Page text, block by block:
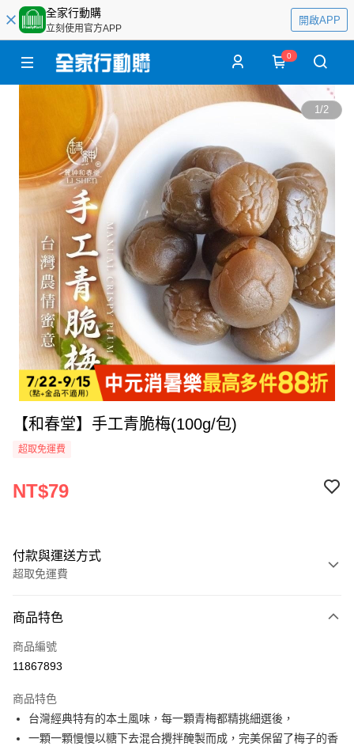
全家行動購
立刻使用官方APP
開啟APP
0
1/2
【和春堂】手工青脆梅(100g/包)
超取免運費
NT$79
付款與運送方式
超取免運費
全家線上支付
超商取貨付款
運送方式
全家取貨付款
免運費
商品特色
商品編號
11867893
商品特色
台灣經典特有的本土風味，每一顆青梅都精挑細選後，
一顆一顆慢慢以糖下去混合攪拌醃製而成，完美保留了梅子的香